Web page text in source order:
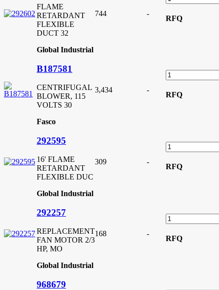
FLAME
RETARDANT
FLEXIBLE
DUCT 32
Global Industrial
744 -
RFQ
B187581
CENTRIFUGAL
BLOWER, 115
VOLTS 30
Fasco
3,434 -
RFQ
292595
16' FLAME
RETARDANT
FLEXIBLE DUC
Global Industrial
309 -
RFQ
292257
REPLACEMENT
FAN MOTOR 2/3
HP, MO
Global Industrial
168 -
RFQ
968679